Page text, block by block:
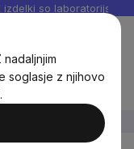
soglasje z njihovo
.
izdelki so laboratorijsko